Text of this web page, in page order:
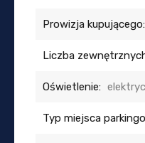
Prowizja kupującego:
Liczba
Oświetlenie:
Typ miejsca